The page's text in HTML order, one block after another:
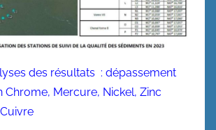
des résultats : dépassement
Chrome, Mercure, Nickel, Zinc